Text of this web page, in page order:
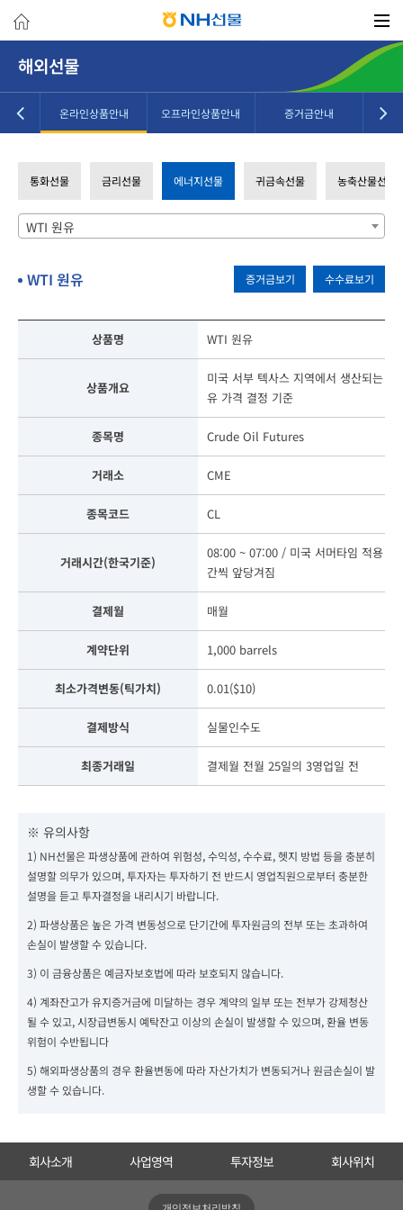
해외선물
온라인상품안내 오프라인상품안내 증거금안내
통화선물 금리선물 에너지선물 귀금속선물 농축산물선물
WTI 원유
WTI 원유 증거금보기 수수료보기
상품명 WTI 원유
상품개요
미국 서부 텍사스 지역에서 생산되는 중
유 가격 결정 기준
종목명 Crude Oil Futures
거래소 CME
종목코드 CL
거래시간(한국기준)
08:00 ~ 07:00 / 미국 서머타임 적용 시
간씩 앞당겨짐
결제월 매월
계약단위 1,000 barrels
최소가격변동(틱가치) 0.01($10)
결제방식 실물인수도
최종거래일 결제월 전월 25일의 3영업일 전
※ 유의사항
1) NH선물은 파생상품에 관하여 위험성, 수익성, 수수료, 헷지 방법 등을 충분히
설명할 의무가 있으며, 투자자는 투자하기 전 반드시 영업직원으로부터 충분한
설명을 듣고 투자결정을 내리시기 바랍니다.
2) 파생상품은 높은 가격 변동성으로 단기간에 투자원금의 전부 또는 초과하여
손실이 발생할 수 있습니다.
3) 이 금융상품은 예금자보호법에 따라 보호되지 않습니다.
4) 계좌잔고가 유지증거금에 미달하는 경우 계약의 일부 또는 전부가 강제청산
될 수 있고, 시장급변동시 예탁잔고 이상의 손실이 발생할 수 있으며, 환율 변동
위험이 수반됩니다
5) 해외파생상품의 경우 환율변동에 따라 자산가치가 변동되거나 원금손실이 발
생할 수 있습니다.
회사소개 사업영역 투자정보 회사위치